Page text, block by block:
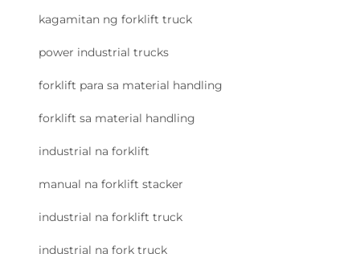
kagamitan ng forklift truck
power industrial trucks
forklift para sa material handling
forklift sa material handling
industrial na forklift
manual na forklift stacker
industrial na forklift truck
industrial na fork truck